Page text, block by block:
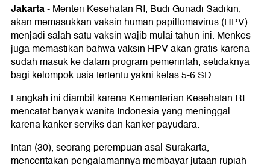
Jakarta-Menteri Kesehatan RI, Budi Gunadi Sadikin,
akan memasukkan vaksin human papillomavirus (HPV)
menjadi salah satu vaksin wajib mulai tahun ini. Menkes
juga memastikan bahwa vaksin HPV akan gratis karena
sudah masuk ke dalam program pemerintah, setidaknya
bagi kelompok usia tertentu yakni kelas 5-6 SD.
Langkah ini diambil karena Kementerian Kesehatan RI
mencatat banyak wanita Indonesia yang meninggal
karena kanker serviks dan kanker payudara.
Intan (30), seorang perempuan asal Surakarta,
menceritakan pengalamannya membayar jutaan rupiah